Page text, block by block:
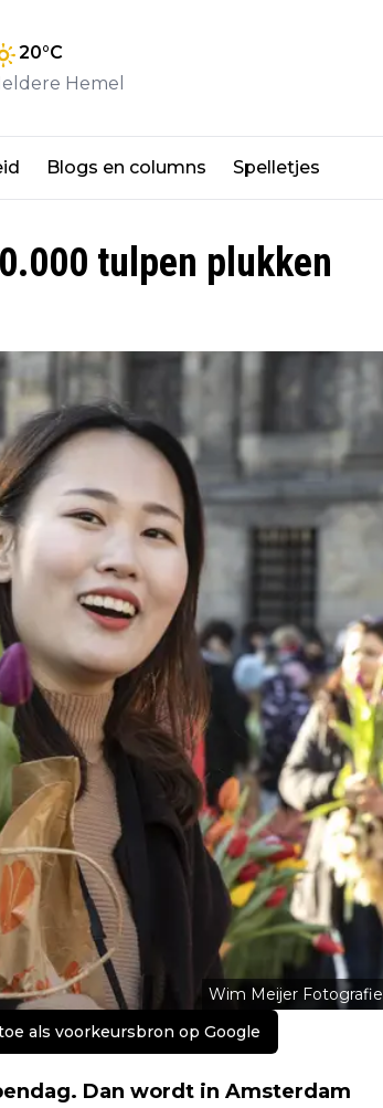
20°C
Hemel
Blogs en columns Spelletjes
tulpen plukken
Wim Meijer Fotografie
als voorkeursbron op Google
Dan wordt in Amsterdam